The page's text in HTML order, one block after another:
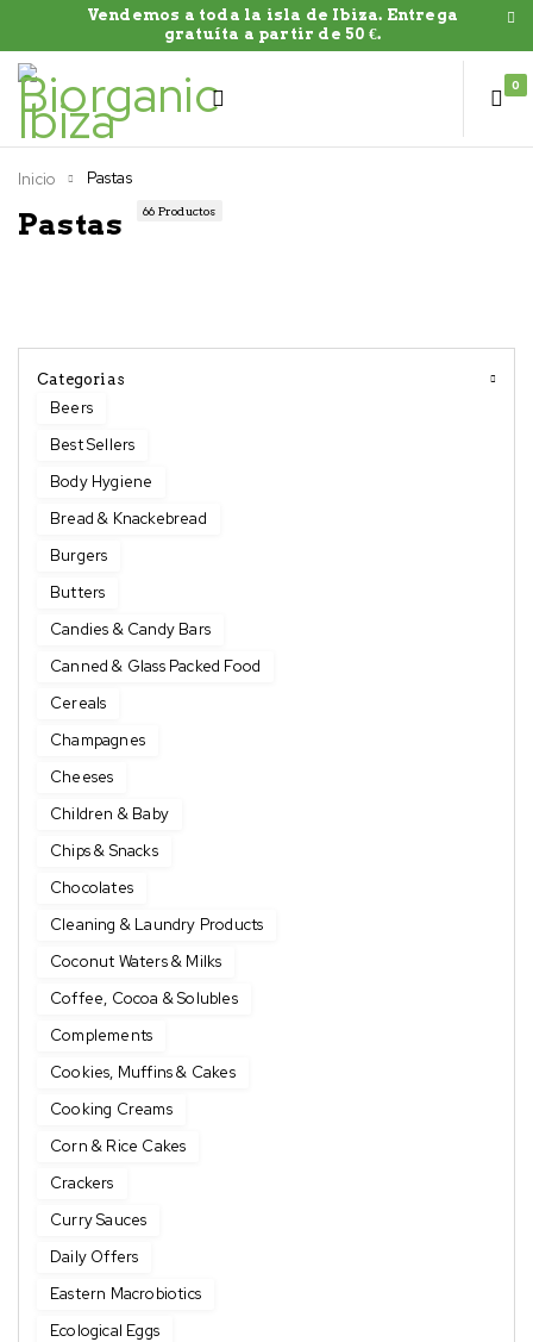
Vendemos a toda la isla de Ibiza. Entrega
gratuíta a partir de 50 €.
0
Pastas 66 Productos
Inicio Pastas
Categorias
Beers
Best Sellers
Body Hygiene
Bread & Knackebread
Burgers
Butters
Candies & Candy Bars
Canned & Glass Packed Food
Cereals
Champagnes
Cheeses
Children & Baby
Chips & Snacks
Chocolates
Cleaning & Laundry Products
Coconut Waters & Milks
Coffee, Cocoa & Solubles
Complements
Cookies, Muffins & Cakes
Cooking Creams
Corn & Rice Cakes
Crackers
Curry Sauces
Daily Offers
Eastern Macrobiotics
Ecological Eggs